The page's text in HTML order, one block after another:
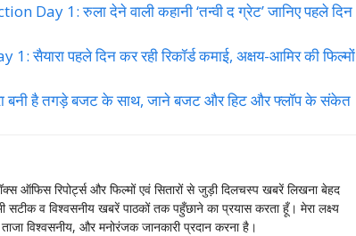
1: रुला देने वाली कहानी ‘तन्वी द ग्रेट’ जानिए पहले दिन
पहले दिन कर रही रिकॉर्ड कमाई, अक्षय-आमिर की फिल्मों
बनी है तगड़े बजट के साथ, जाने बजट और हिट और फ्लॉप के संकेत
ऑफिस रिपोर्ट्स और फिल्मों एवं सितारों से जुड़ी दिलचस्प खबरें लिखना बेहद
सटीक व विश्वसनीय खबरें पाठकों तक पहुँछाने का प्रयास करता हूँ। मेरा लक्ष्य
विश्वसनीय, और मनोरंजक जानकारी प्रदान करना है।